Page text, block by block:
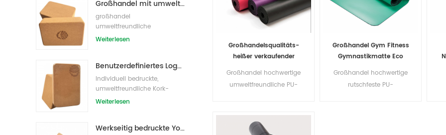
Großhandel mit umweltfreundlichen Naturkork-Yogablöcken / -ziegeln
großhandel
umweltfreundliche
eigenmarke kork yoga block
Weiterlesen
Benutzerdefiniertes Logo, das umweltfreundliche Kork-Yoga-Blöcke für das Übungstraining druckt
Individuell bedruckte,
umweltfreundliche Kork-
Yoga-Blöcke /Ziegel für
Weiterlesen
Werkseitig bedruckte Yoga-Blöcke/Ziegel aus Naturkork mit Eigenmarke
Großhandelsqualitäts-
heißer verkaufender
Yoga-Matte China-
Lieferant
Großhandel hochwertige
umweltfreundliche PU-
Großhandel Gym Fitness
Gymnastikmatte Eco
Yogamatte
Großhandel hochwertige
rutschfeste PU-